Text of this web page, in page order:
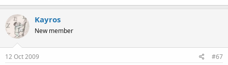
Kayros
New member
12 Oct 2009 #67